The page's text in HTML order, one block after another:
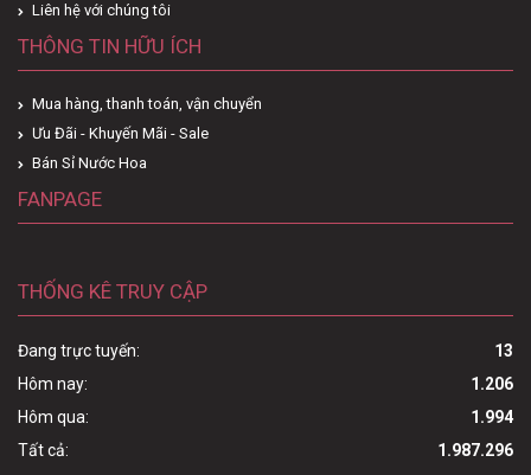
Liên hệ với chúng tôi
THÔNG TIN HỮU ÍCH
Mua hàng, thanh toán, vận chuyển
Ưu Đãi - Khuyến Mãi - Sale
Bán Sỉ Nước Hoa
FANPAGE
THỐNG KÊ TRUY CẬP
Đang trực tuyến:
13
Hôm nay:
1.206
Hôm qua:
1.994
Tất cả:
1.987.296